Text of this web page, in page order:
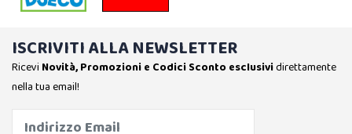
ISCRIVITI ALLA NEWSLETTER
Ricevi Novità, Promozioni e Codici Sconto esclusividirettamente
nella tua email!